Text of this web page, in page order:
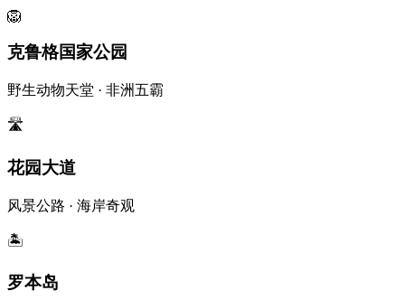
🦁
克鲁格国家公园
野生动物天堂 · 非洲五霸
🛣️
花园大道
风景公路 · 海岸奇观
🏝️
罗本岛